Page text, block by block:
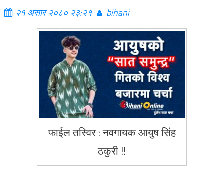
२१ असार २०८० २३:२१ bihani
फाईल तस्विर : नवगायक आयुष सिंह
ठकुरी !!